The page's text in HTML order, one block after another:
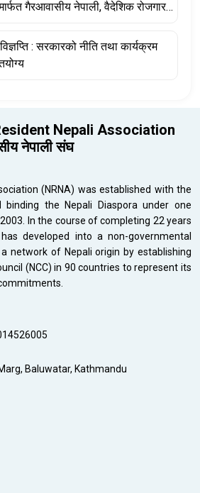
गैरआवासीय नेपाली, वैदेशिक रोजगारमा
डायस्पोराको योगदानलाई सम्बोधन
नीति तथा कार्यक्रम
Nepali Association
नेपाली संघ
(NRNA) was established with the
the Nepali Diaspora under one
In the course of completing 22 years
developed into a non-governmental
network of Nepali origin by establishing
(NCC) in 90 countries to represent its
Baluwatar, Kathmandu